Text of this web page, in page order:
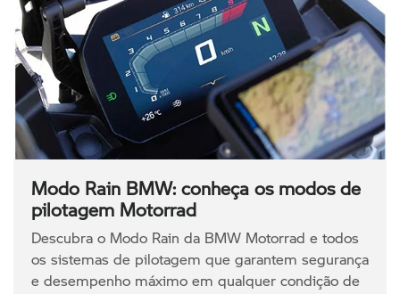
Modo Rain BMW: conheça os modos de
pilotagem Motorrad
Descubra o Modo Rain da BMW Motorrad e todos
os sistemas de pilotagem que garantem segurança
e desempenho máximo em qualquer condição de